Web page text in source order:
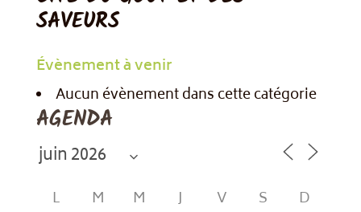
SAVEURS
Évènement à venir
Aucun évènement dans cette catégorie
AGENDA
L M M J V S D